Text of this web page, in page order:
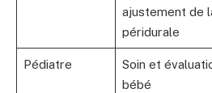
ajustement de
péridurale
Pédiatre
Soin et
bébé